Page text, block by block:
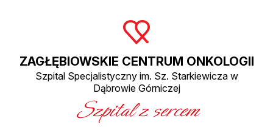
ZAGŁĘBIOWSKIE CENTRUM ONKOLOGII
Szpital Specjalistyczny im. Sz. Starkiewicza w
Dąbrowie Górniczej
Szpital z sercem